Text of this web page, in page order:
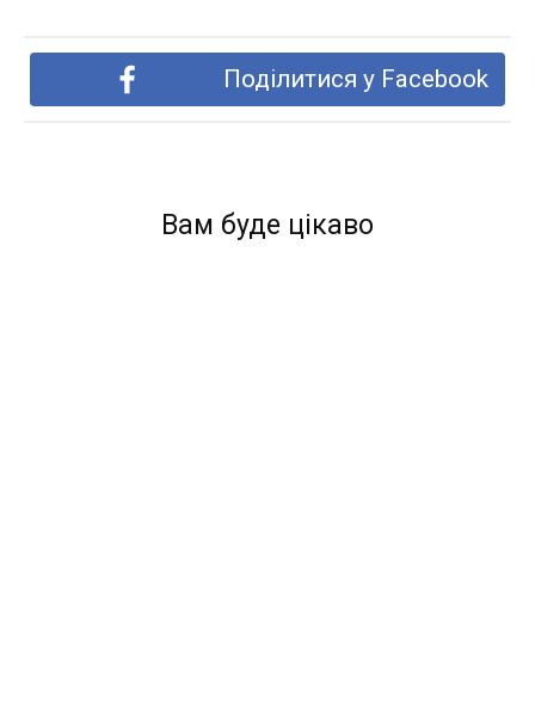
Поділитися у Facebook
Вам буде цікаво